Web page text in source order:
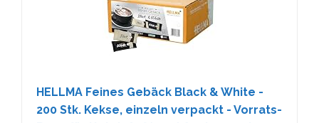
HELLMA Feines Gebäck Black & White -
200 Stk. Kekse, einzeln verpackt - Vorrats-